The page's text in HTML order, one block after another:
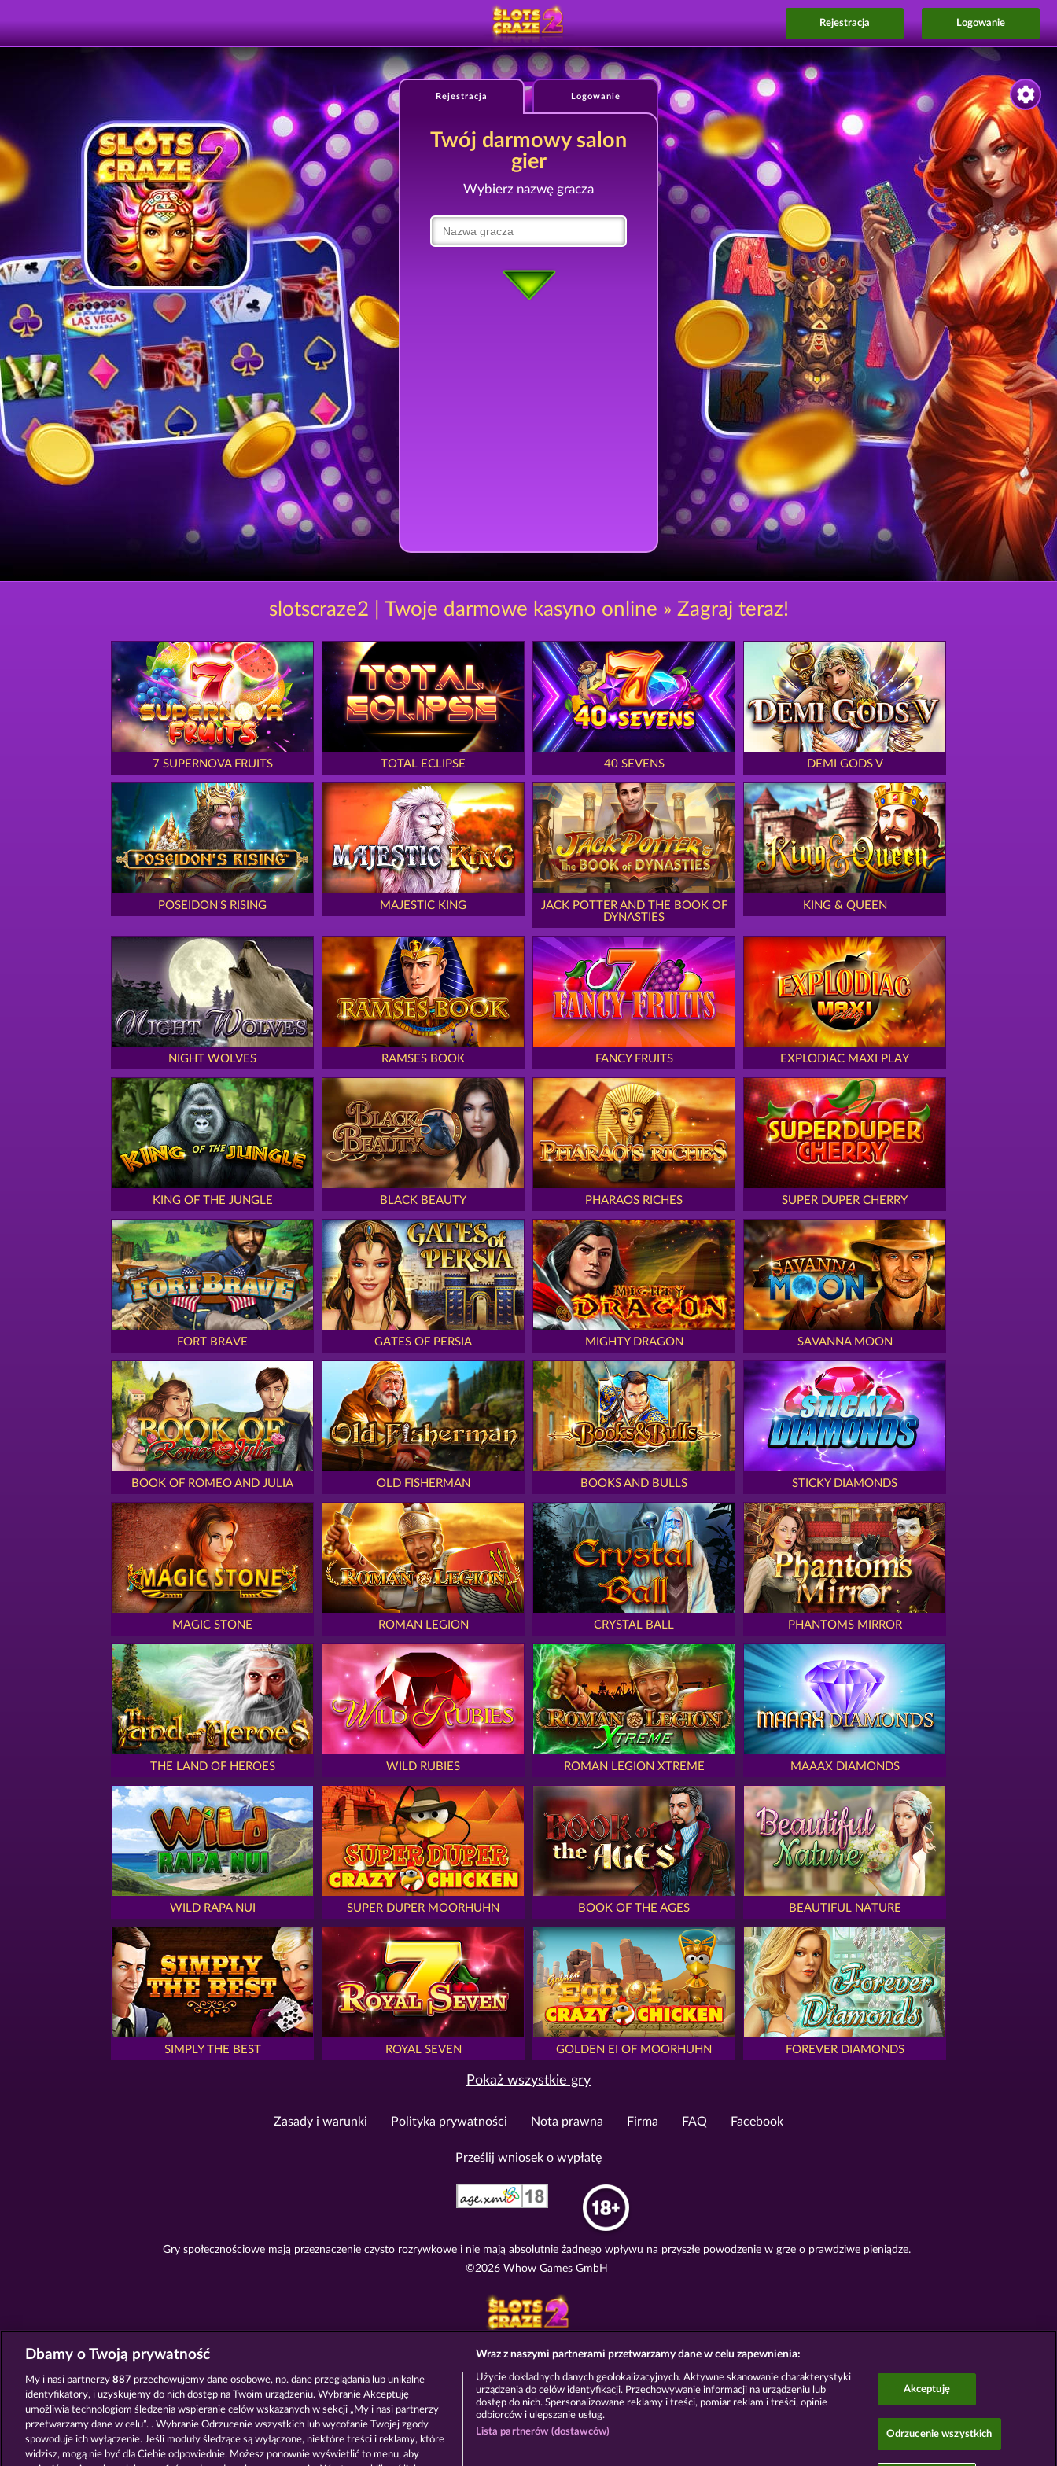
Rejestracja Logowanie
Rejestracja Logowanie
Twój darmowy salon
gier
Wybierz nazwę gracza
slotscraze2 | Twoje darmowe kasyno online » Zagraj teraz!
7 SUPERNOVA FRUITS TOTAL ECLIPSE 40 SEVENS DEMI GODS V
POSEIDON'S RISING MAJESTIC KING
JACK POTTER AND THE BOOK OF
DYNASTIES
KING & QUEEN
NIGHT WOLVES RAMSES BOOK FANCY FRUITS EXPLODIAC MAXI PLAY
KING OF THE JUNGLE BLACK BEAUTY PHARAOS RICHES SUPER DUPER CHERRY
FORT BRAVE GATES OF PERSIA MIGHTY DRAGON SAVANNA MOON
BOOK OF ROMEO AND JULIA OLD FISHERMAN BOOKS AND BULLS STICKY DIAMONDS
MAGIC STONE ROMAN LEGION CRYSTAL BALL PHANTOMS MIRROR
THE LAND OF HEROES WILD RUBIES ROMAN LEGION XTREME MAAAX DIAMONDS
WILD RAPA NUI SUPER DUPER MOORHUHN BOOK OF THE AGES BEAUTIFUL NATURE
SIMPLY THE BEST ROYAL SEVEN GOLDEN EI OF MOORHUHN FOREVER DIAMONDS
Pokaż wszystkie gry
Zasady i warunki Polityka prywatności Nota prawna Firma FAQ Facebook
Prześlij wniosek o wypłatę
Gry społecznościowe mają przeznaczenie czysto rozrywkowe i nie mają absolutnie żadnego wpływu na przyszłe powodzenie w grze o prawdziwe pieniądze.
©2026 Whow Games GmbH
Dbamy o Twoją prywatność
My i nasi partnerzy 887 przechowujemy dane osobowe, np. dane przeglądania lub unikalne
identyfikatory, i uzyskujemy do nich dostęp na Twoim urządzeniu. Wybranie Akceptuję
umożliwia technologiom śledzenia wspieranie celów wskazanych w sekcji „My i nasi partnerzy
przetwarzamy dane w celu”. . Wybranie Odrzucenie wszystkich lub wycofanie Twojej zgody
spowoduje ich wyłączenie. Jeśli moduły śledzące są wyłączone, niektóre treści i reklamy, które
widzisz, mogą nie być dla Ciebie odpowiednie. Możesz ponownie wyświetlić to menu, aby
Wraz z naszymi partnerami przetwarzamy dane w celu zapewnienia:
Użycie dokładnych danych geolokalizacyjnych. Aktywne skanowanie charakterystyki
urządzenia do celów identyfikacji. Przechowywanie informacji na urządzeniu lub
dostęp do nich. Spersonalizowane reklamy i treści, pomiar reklam i treści, opinie
odbiorców i ulepszanie usług.
Lista partnerów (dostawców)
Akceptuję
Odrzucenie wszystkich